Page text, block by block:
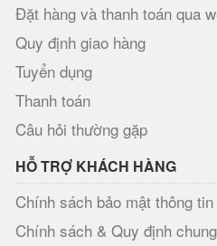
Đặt hàng và thanh toán qua
Quy định giao hàng
Tuyển dụng
Thanh toán
Câu hỏi thường gặp
HỖ TRỢ KHÁCH HÀNG
Chính sách bảo mật thông tin
Chính sách & Quy định chung